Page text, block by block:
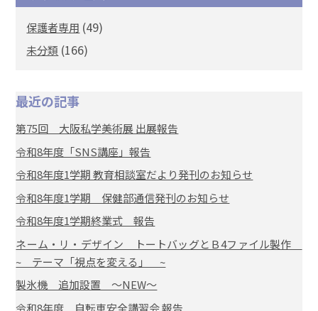
保護者専用 (49)
未分類 (166)
最近の記事
第75回 大阪私学美術展 出展報告
令和8年度「SNS講座」報告
令和8年度1学期 教育相談室だより発刊のお知らせ
令和8年度1学期 保健部通信発刊のお知らせ
令和8年度1学期終業式 報告
ネーム・リ・デザイン トートバッグとＢ4ファイル製作
~ テーマ「視点を変える」 ~
製氷機 追加設置 ～NEW～
令和8年度 自転車安全講習会 報告